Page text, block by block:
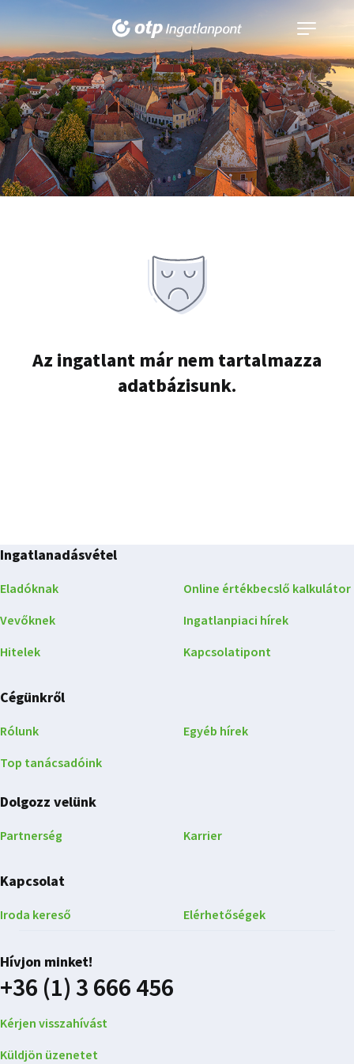
Navigáció
kinyitása
Az ingatlant már nem tartalmazza
adatbázisunk.
Ingatlanadásvétel
Eladóknak
Vevőknek
Hitelek
Online értékbecslő kalkulátor
Ingatlanpiaci hírek
Kapcsolatipont
Cégünkről
Rólunk
Top tanácsadóink
Egyéb hírek
Dolgozz velünk
Partnerség Karrier
Kapcsolat
Iroda kereső Elérhetőségek
Hívjon minket!
+36 (1) 3 666 456
Kérjen visszahívást
Küldjön üzenetet